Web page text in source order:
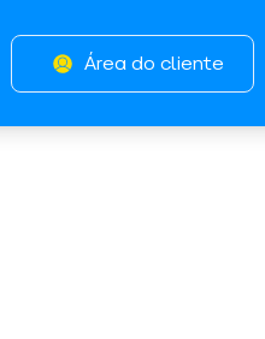
Área do cliente